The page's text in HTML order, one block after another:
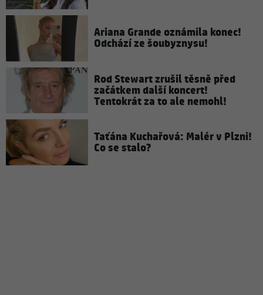
Ariana Grande oznámila konec!
Odchází ze šoubyznysu!
Rod Stewart zrušil těsně před
začátkem další koncert!
Tentokrát za to ale nemohl!
Taťána Kuchařová: Malér v Plzni!
Co se stalo?